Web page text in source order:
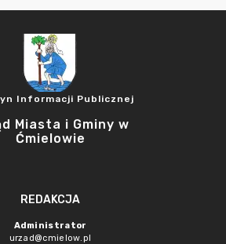
Informacji Publicznej
Miasta i Gminy w
Ćmielowie
REDAKCJA
Administrator
urzad@cmielow.pl